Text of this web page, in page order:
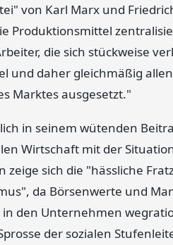
von Karl Marx und
Produktionsmittel
die sich stückweise
und daher gleichmäßig
Marktes ausgesetzt."
in seinem wütenden
Wirtschaft mit der
zeige sich die "hässliche
da Börsenwerte und
den Unternehmen
der sozialen